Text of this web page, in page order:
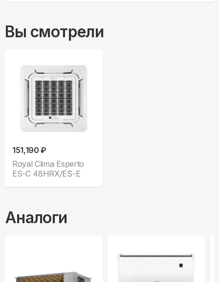
Вы смотрели
151,190 ₽
Royal Clima Esperto
ES-C 48HRX/ES-E
Аналоги